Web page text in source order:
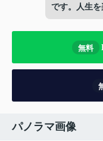
です。人生を
無料
パノラマ画像